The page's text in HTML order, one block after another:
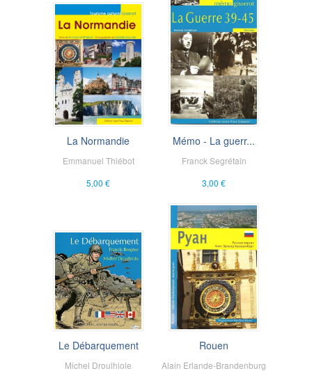
La Normandie
Emmanuel Thiébot
5,00 €
Mémo - La guerr...
Franck Segrétain
3,00 €
Le Débarquement
Michel Droulhiole
Rouen
Alain Erlande-Brandenburg